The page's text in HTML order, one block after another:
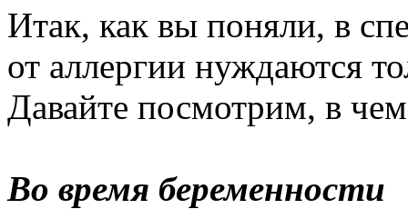
Итак, как вы поняли, в
от аллергии нуждаются
Давайте посмотрим, в
Во время беременности